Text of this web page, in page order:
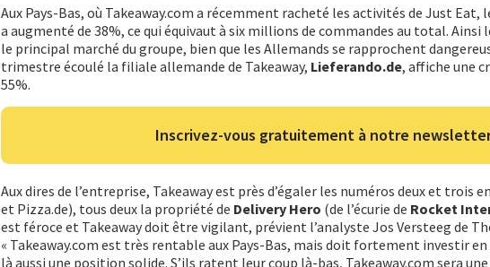
Aux Pays-Bas, où Takeaway.com a récemment racheté les activités de Just Eat,
a augmenté de 38%, ce qui équivaut à six millions de commandes au total. Ainsi
le principal marché du groupe, bien que les Allemands se rapprochent
trimestre écoulé la filiale allemande de Takeaway, Lieferando.de, affiche une
55%.
Inscrivez-vous gratuitement à notre
Aux dires de l’entreprise, Takeaway est près d’égaler les numéros deux et trois
et Pizza.de), tous deux la propriété de Delivery Hero (de l’écurie de Rocket
est féroce et Takeaway doit être vigilant, prévient l’analyste Jos Versteeg de
« Takeaway.com est très rentable aux Pays-Bas, mais doit fortement investir
là aussi une position solide. S’ils ratent leur coup là-bas, Takeaway.com sera